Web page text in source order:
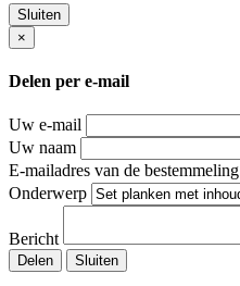
Sluiten
×
Delen per e-mail
Uw e-mail
Uw naam
E-mailadres van de bestemmeling
Onderwerp
Bericht
Delen Sluiten